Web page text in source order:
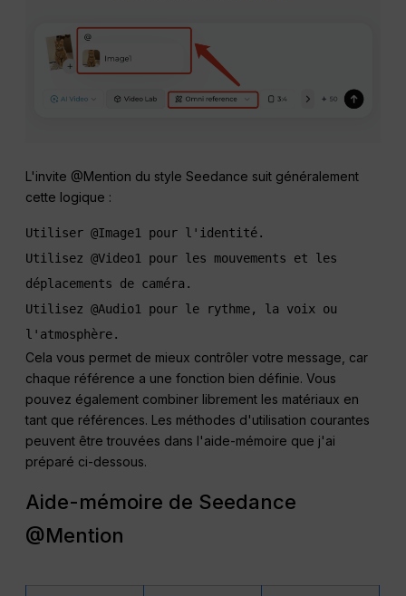
L'invite @Mention du style Seedance suit généralement
cette logique :
Utiliser @Image1 pour l'identité.
Utilisez @Video1 pour les mouvements et les
déplacements de caméra.
Utilisez @Audio1 pour le rythme, la voix ou
l'atmosphère.
Cela vous permet de mieux contrôler votre message, car
chaque référence a une fonction bien définie. Vous
pouvez également combiner librement les matériaux en
tant que références. Les méthodes d'utilisation courantes
peuvent être trouvées dans l'aide-mémoire que j'ai
préparé ci-dessous.
Aide-mémoire de Seedance
@Mention